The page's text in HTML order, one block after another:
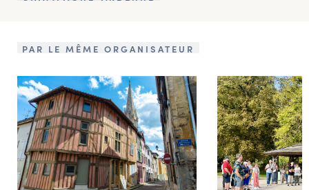
PAR LE MÊME ORGANISATEUR